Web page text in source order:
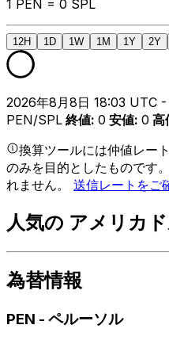
1 PEN = 0 SPL
12H 1D 1W 1M 1Y 2Y
2026年8月8日 18:03 UTC
PEN/SPL 終値: 0 安値: 0 高
換算ツールには仲値レー
のみを目的としたものです
れません。 送信レートをご
人気の アメリカ
為替情報
PEN - ペルーソル